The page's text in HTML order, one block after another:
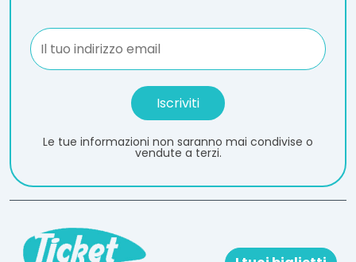
Le tue informazioni non saranno mai condivise o
vendute a terzi.